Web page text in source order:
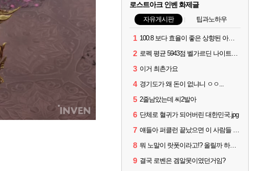
로스트아크 인벤 화제글
자유게시판 팁과노하우
1 100:8 보다 효율이 좋은 상향된 아제나 ㄷㄷ
2 로펙 평균 5943점 벨가르딘 나이트메어 1관 클리어
3 이거 최촌가요
4 경기도가 왜 돈이 없냐니 ㅇㅇ...
5 2줄남았는데 씨2발아
6 단체로 혈귀가 되어버린 대한민국.jpg
7 얘들아 퍼클런 끝났으면 이 사람들 불태워야해!!
8 뭐 노말이 랏폿이라고!? 올릴까 하는 서포터들 봐라
9 결국 로벤은 겜알못이였던거임?